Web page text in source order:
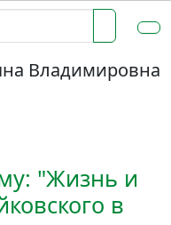
Владимировна
"Жизнь и
в